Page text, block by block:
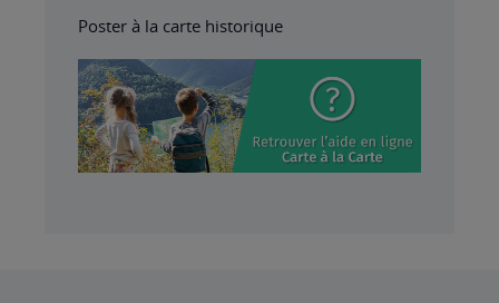
Poster à la carte historique